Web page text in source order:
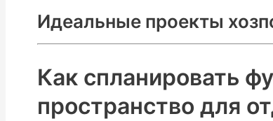
Идеальные проекты
Как спланировать
пространство для